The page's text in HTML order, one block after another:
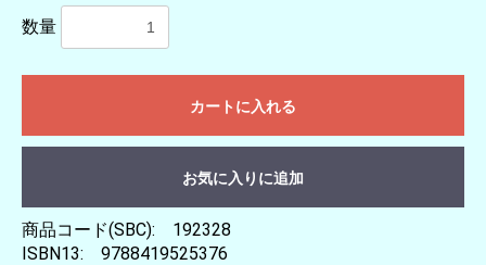
数量
カートに入れる
お気に入りに追加
商品コード(SBC): 192328
ISBN13: 9788419525376